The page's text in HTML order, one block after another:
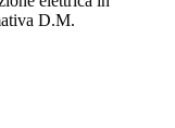
D.M.